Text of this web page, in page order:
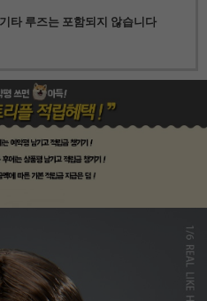
타 루즈는 포함되지 않습니다